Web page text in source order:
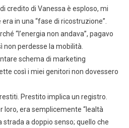
credito di Vanessa è esploso, mi
in una “fase di ricostruzione”.
“l’energia non andava”, pagavo
non perdesse la mobilità.
schema di marketing
così i miei genitori non dovessero
Prestito implica un registro.
loro, era semplicemente “lealtà
strada a doppio senso; quello che